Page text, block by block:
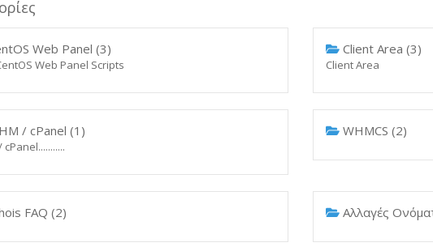
Web Panel (3)
Web Panel Scripts
Client Area (3)
Client Area
/ cPanel (1)
cPanel...........
WHMCS (2)
FAQ (2) Αλλαγές